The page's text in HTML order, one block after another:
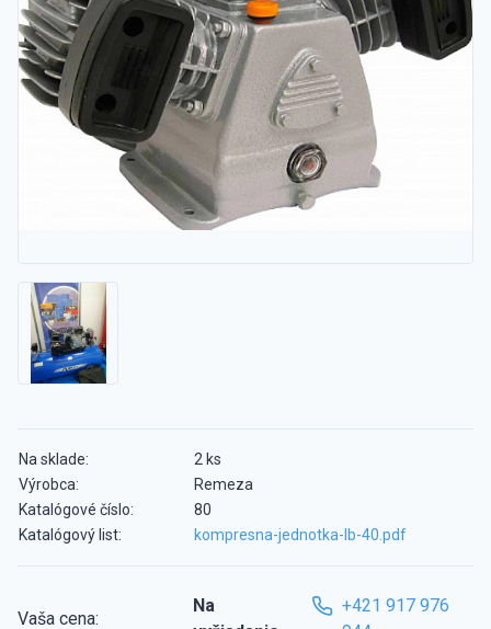
Na sklade:
2 ks
Výrobca:
Remeza
Katalógové číslo:
80
Katalógový list:
kompresna-jednotka-lb-40.pdf
Vaša cena:
Na
+421 917 976